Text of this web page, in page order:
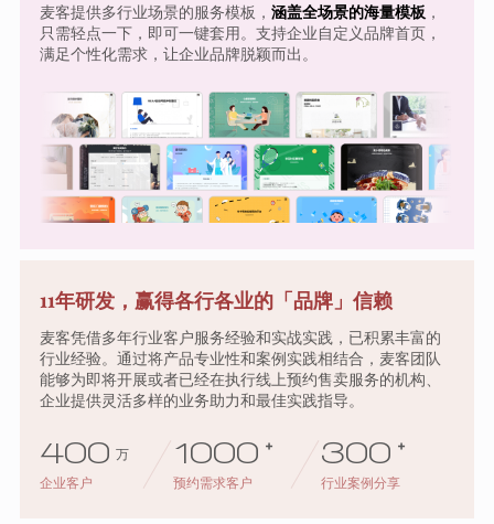
麦客提供多行业场景的服务模板， 涵盖全场景的海量模板 ，
只需轻点一下，即可一键套用。支持企业自定义品牌首页，
满足个性化需求，让企业品牌脱颖而出。
11年研发，赢得各行各业的「品牌」信赖
麦客凭借多年行业客户服务经验和实战实践，已积累丰富的
行业经验。通过将产品专业性和案例实践相结合，麦客团队
能够为即将开展或者已经在执行线上预约售卖服务的机构、
企业提供灵活多样的业务助力和最佳实践指导。
400 万
企业客户
1000 +
预约需求客户
300 +
行业案例分享